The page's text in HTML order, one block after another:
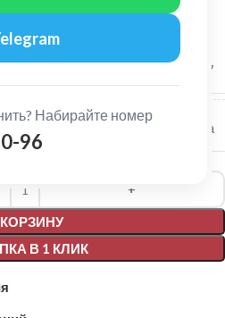
Набирайте номер
96
120/87
Классика
В 1 КЛИК